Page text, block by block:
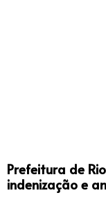
Prefeitura de
indenização e